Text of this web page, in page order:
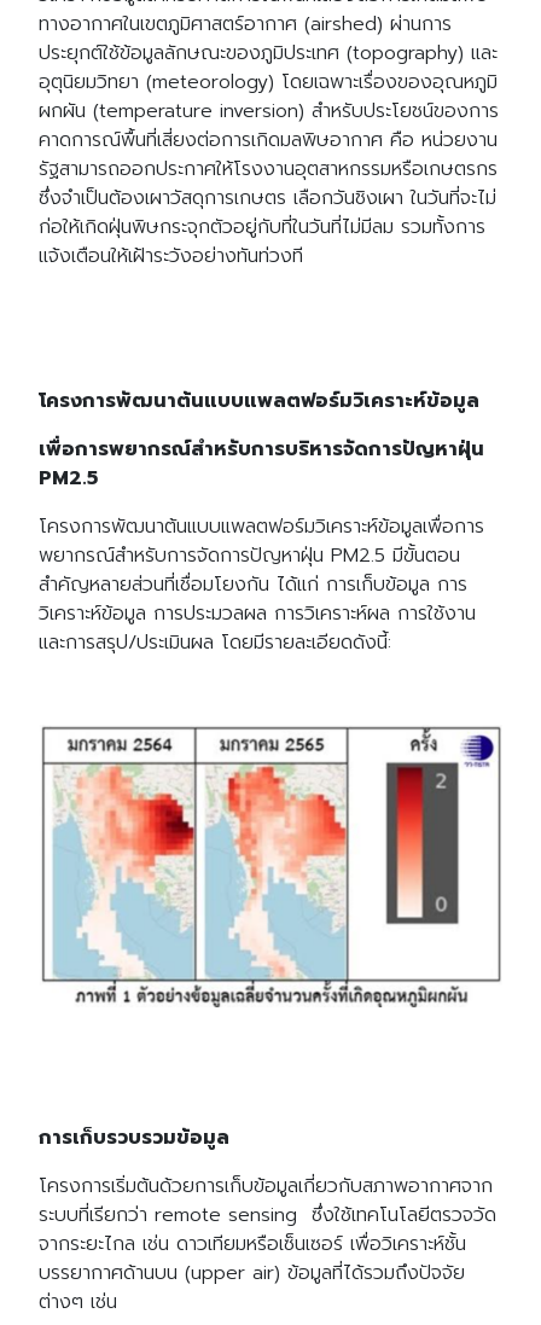
ทางอากาศในเขตภูมิศาสตร์อากาศ (airshed) ผ่านการ
ประยุกต์ใช้ข้อมูลลักษณะของภูมิประเทศ (topography) และ
อุตุนิยมวิทยา (meteorology) โดยเฉพาะเรื่องของอุณหภูมิ
ผกผัน (temperature inversion) สำหรับประโยชน์ของการ
คาดการณ์พื้นที่เสี่ยงต่อการเกิดมลพิษอากาศ คือ หน่วยงาน
รัฐสามารถออกประกาศให้โรงงานอุตสาหกรรมหรือเกษตรกร
ซึ่งจำเป็นต้องเผาวัสดุการเกษตร เลือกวันชิงเผา ในวันที่จะไม่
ก่อให้เกิดฝุ่นพิษกระจุกตัวอยู่กับที่ในวันที่ไม่มีลม รวมทั้งการ
แจ้งเตือนให้เฝ้าระวังอย่างทันท่วงที
โครงการพัฒนาต้นแบบแพลตฟอร์มวิเคราะห์ข้อมูล
เพื่อการพยากรณ์สำหรับการบริหารจัดการปัญหาฝุ่น
PM2.5
โครงการพัฒนาต้นแบบแพลตฟอร์มวิเคราะห์ข้อมูลเพื่อการ
พยากรณ์สำหรับการจัดการปัญหาฝุ่น PM2.5 มีขั้นตอน
สำคัญหลายส่วนที่เชื่อมโยงกัน ได้แก่ การเก็บข้อมูล การ
วิเคราะห์ข้อมูล การประมวลผล การวิเคราะห์ผล การใช้งาน
และการสรุป/ประเมินผล โดยมีรายละเอียดดังนี้:
การเก็บรวบรวมข้อมูล
โครงการเริ่มต้นด้วยการเก็บข้อมูลเกี่ยวกับสภาพอากาศจาก
ระบบที่เรียกว่า remote sensing ซึ่งใช้เทคโนโลยีตรวจวัด
จากระยะไกล เช่น ดาวเทียมหรือเซ็นเซอร์ เพื่อวิเคราะห์ชั้น
บรรยากาศด้านบน (upper air) ข้อมูลที่ได้รวมถึงปัจจัย
ต่างๆ เช่น